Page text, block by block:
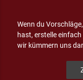
Wenn du
hast, erstelle
wir kümmern uns